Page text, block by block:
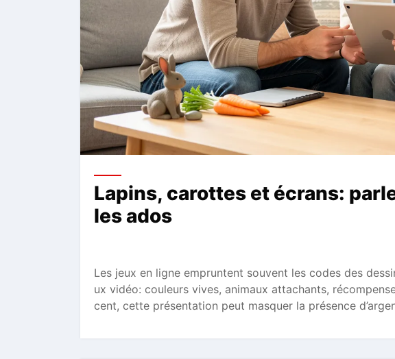
Lapins, carottes et écrans:
les ados
Les jeux en ligne empruntent souvent les codes des
ux vidéo: couleurs vives, animaux attachants,
cent, cette présentation peut masquer la présence